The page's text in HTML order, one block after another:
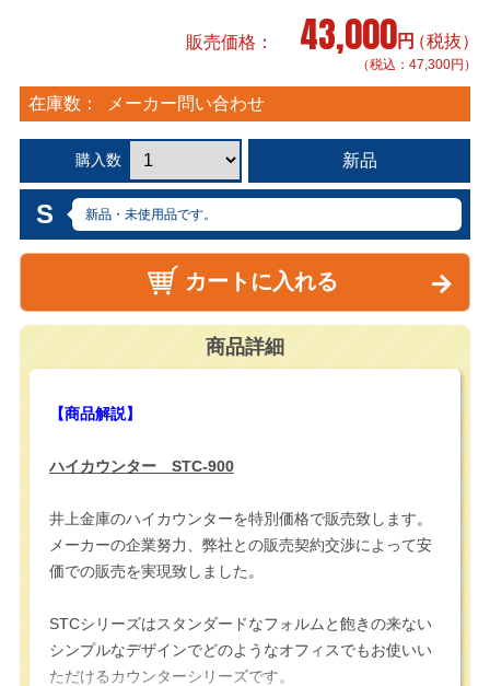
販売価格 43,000円（税抜）
（税込：47,300円）
在庫数： メーカー問い合わせ
購入数 新品
S 新品・未使用品です。
カートに入れる
商品詳細
【商品解説】
ハイカウンター STC-900
井上金庫のハイカウンターを特別価格で販売致します。
メーカーの企業努力、弊社との販売契約交渉によって安
価での販売を実現致しました。
STCシリーズはスタンダードなフォルムと飽きの来ない
シンプルなデザインでどのようなオフィスでもお使いい
ただけるカウンターシリーズです。